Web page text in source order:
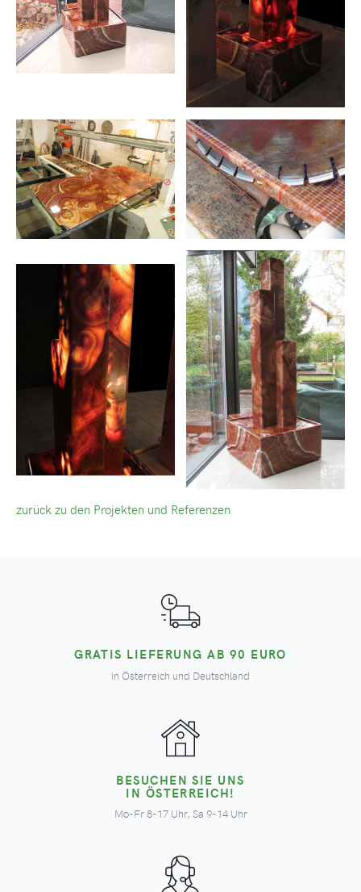
zurück zu den Projekten und Referenzen
GRATIS LIEFERUNG AB 90 EURO
in Österreich und Deutschland
BESUCHEN SIE UNS
IN ÖSTERREICH!
Mo-Fr 8-17 Uhr, Sa 9-14 Uhr